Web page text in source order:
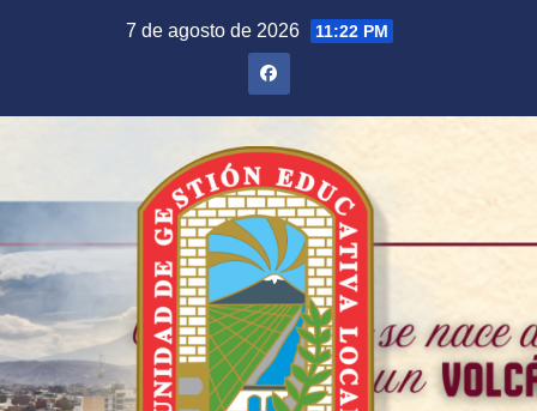
7 de agosto de 2026 11:22 PM